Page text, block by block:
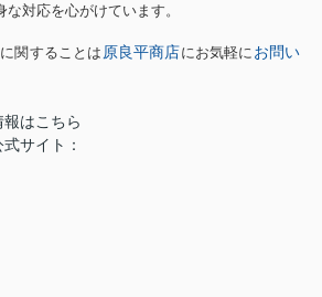
対応を心がけています。
関することは 原良平商店にお気軽に お問い
はこちら
サイト：